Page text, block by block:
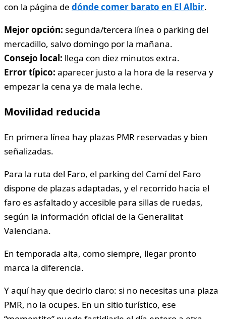
con la página de dónde comer barato en El Albir.
Mejor opción: segunda/tercera línea o parking del
mercadillo, salvo domingo por la mañana.
Consejo local: llega con diez minutos extra.
Error típico: aparecer justo a la hora de la reserva y
empezar la cena ya de mala leche.
Movilidad reducida
En primera línea hay plazas PMR reservadas y bien
señalizadas.
Para la ruta del Faro, el parking del Camí del Faro
dispone de plazas adaptadas, y el recorrido hacia el
faro es asfaltado y accesible para sillas de ruedas,
según la información oficial de la Generalitat
Valenciana.
En temporada alta, como siempre, llegar pronto
marca la diferencia.
Y aquí hay que decirlo claro: si no necesitas una plaza
PMR, no la ocupes. En un sitio turístico, ese